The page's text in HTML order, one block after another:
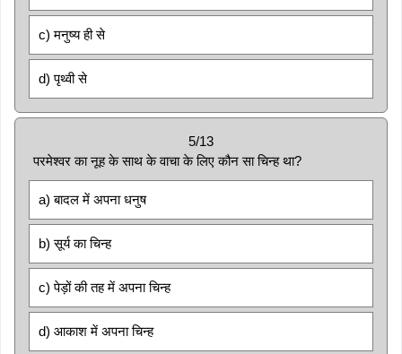
c) मनुष्य ही से
d) पृथ्वी से
5/13
परमेश्वर का नूह के साथ के वाचा के लिए कौन सा चिन्ह था?
a) बादल में अपना धनुष
b) सूर्य का चिन्ह
c) पेड़ों की तह में अपना चिन्ह
d) आकाश में अपना चिन्ह